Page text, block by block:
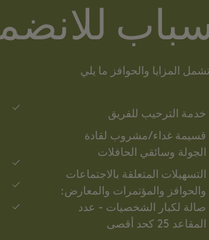
تشمل المزايا والحوافز ما يلي
خدمة الترحيب للفريق
قسيمة غداء/مشروب لقادة
الجولة وسائقي الحافلات
التسهيلات المتعلقة بالاجتماعات
والحوافز والمؤتمرات والمعارض:
صالة لكبار الشخصيات - عدد
المقاعد 25 كحد أقصى